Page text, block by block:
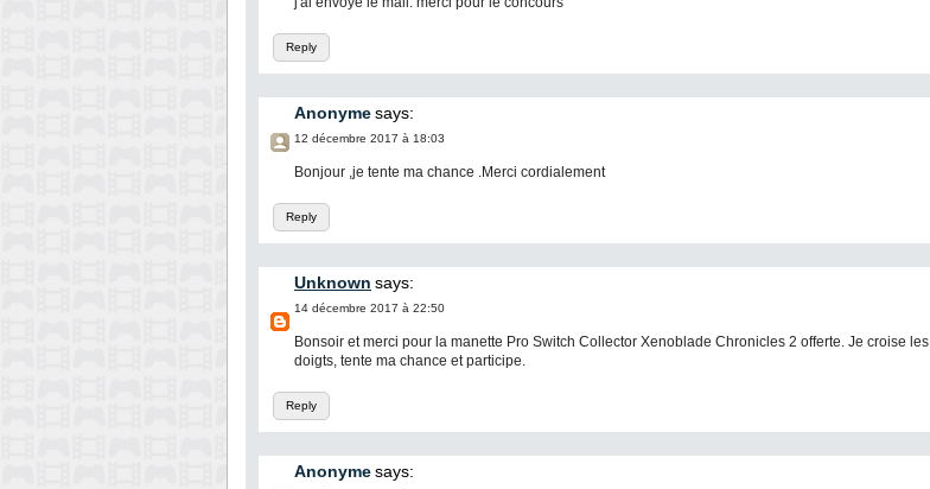
Reply
Anonymesays:
12 décembre 2017 à 18:03
Reply
Bonjour ,je tente ma chance .Merci cordialement
Unknown says:
14 décembre 2017 à 22:50
Reply
Bonsoir et merci pour la manette Pro Switch Collector Xenoblade Chronicles 2 offerte. Je croise les
doigts, tente ma chance et participe.
Anonymesays: